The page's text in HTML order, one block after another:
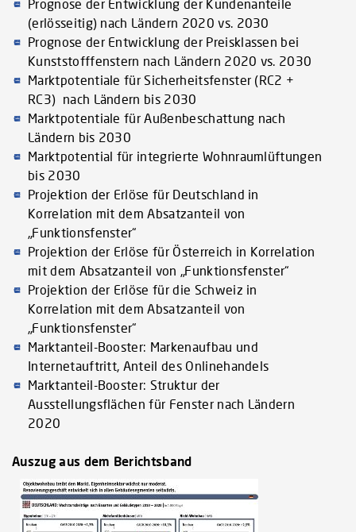
Prognose der Entwicklung der Kundenanteile
(erlösseitig) nach Ländern 2020 vs. 2030
Prognose der Entwicklung der Preisklassen bei
Kunststofffenstern nach Ländern 2020 vs. 2030
Marktpotentiale für Sicherheitsfenster (RC2 +
RC3) nach Ländern bis 2030
Marktpotentiale für Außenbeschattung nach
Ländern bis 2030
Marktpotential für integrierte Wohnraumlüftungen
bis 2030
Projektion der Erlöse für Deutschland in
Korrelation mit dem Absatzanteil von
„Funktionsfenster“
Projektion der Erlöse für Österreich in Korrelation
mit dem Absatzanteil von „Funktionsfenster“
Projektion der Erlöse für die Schweiz in
Korrelation mit dem Absatzanteil von
„Funktionsfenster“
Marktanteil-Booster: Markenaufbau und
Internetauftritt, Anteil des Onlinehandels
Marktanteil-Booster: Struktur der
Ausstellungsflächen für Fenster nach Ländern
2020
Auszug aus dem Berichtsband